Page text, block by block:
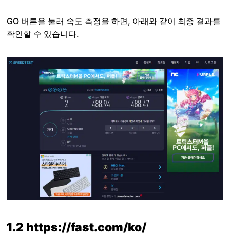
GO 버튼을 눌러 속도 측정을 하면, 아래와 같이 최종 결과를
확인할 수 있습니다.
1.2 https://fast.com/ko/